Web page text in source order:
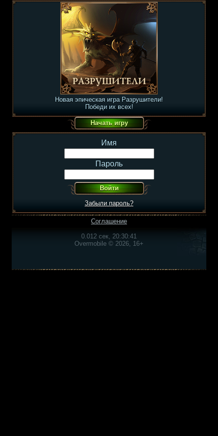
Новая эпическая игра Разрушители!
Победи их всех!
Имя
Пароль
Забыли пароль?
Соглашение
0.012 сек, 20:30:41
Overmobile © 2026, 16+